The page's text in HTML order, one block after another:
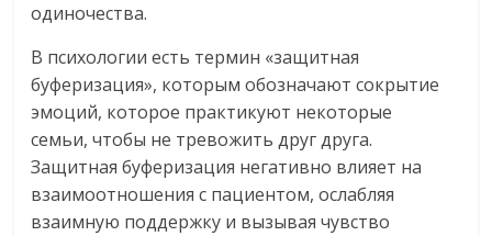
одиночества.
В психологии есть термин «защитная
буферизация», которым обозначают сокрытие
эмоций, которое практикуют некоторые
семьи, чтобы не тревожить друг друга.
Защитная буферизация негативно влияет на
взаимоотношения с пациентом, ослабляя
взаимную поддержку и вызывая чувство